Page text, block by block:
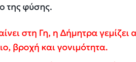
της φύσης.
στη Γη, η Δήμητρα γεμίζει
βροχή και γονιμότητα.